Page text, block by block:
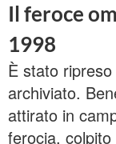
Il feroce
1998
È stato
archiviato.
attirato in
ferocia,